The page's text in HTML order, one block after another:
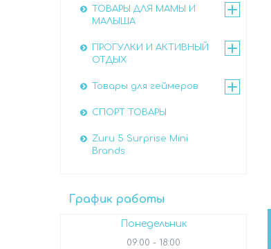
ТОВАРЫ ДЛЯ МАМЫ И
МАЛЫША
ПРОГУЛКИ И АКТИВНЫЙ
ОТДЫХ
Товары для геймеров
СПОРТ ТОВАРЫ
Zuru 5 Surprise Mini
Brands
График работы
Понедельник
09:00 18:00